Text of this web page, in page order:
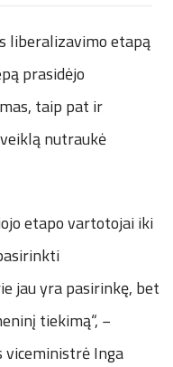
liberalizavimo etapą
prasidėjo
taip pat ir
nutraukė
etapo vartotojai iki
jau yra pasirinkę, bet
tiekimą“, −
viceministrė Inga